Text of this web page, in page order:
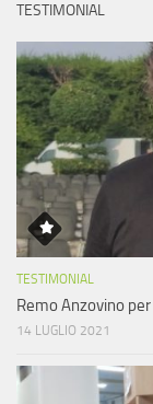
TESTIMONIAL
TESTIMONIAL
Remo Anzovino per
14 LUGLIO 2021